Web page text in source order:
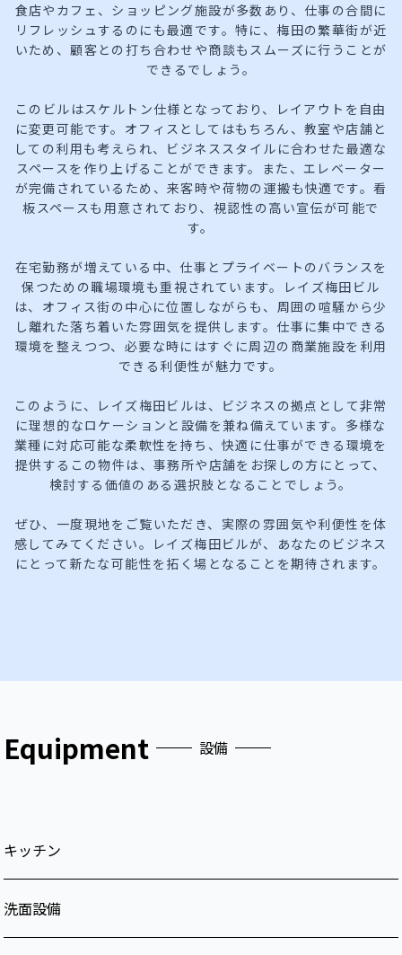
食店やカフェ、ショッピング施設が多数あり、仕事の合間に
リフレッシュするのにも最適です。特に、梅田の繁華街が近
いため、顧客との打ち合わせや商談もスムーズに行うことが
できるでしょう。
このビルはスケルトン仕様となっており、レイアウトを自由
に変更可能です。オフィスとしてはもちろん、教室や店舗と
しての利用も考えられ、ビジネススタイルに合わせた最適な
スペースを作り上げることができます。また、エレベーター
が完備されているため、来客時や荷物の運搬も快適です。看
板スペースも用意されており、視認性の高い宣伝が可能で
す。
在宅勤務が増えている中、仕事とプライベートのバランスを
保つための職場環境も重視されています。レイズ梅田ビル
は、オフィス街の中心に位置しながらも、周囲の喧騒から少
し離れた落ち着いた雰囲気を提供します。仕事に集中できる
環境を整えつつ、必要な時にはすぐに周辺の商業施設を利用
できる利便性が魅力です。
このように、レイズ梅田ビルは、ビジネスの拠点として非常
に理想的なロケーションと設備を兼ね備えています。多様な
業種に対応可能な柔軟性を持ち、快適に仕事ができる環境を
提供するこの物件は、事務所や店舗をお探しの方にとって、
検討する価値のある選択肢となることでしょう。
ぜひ、一度現地をご覧いただき、実際の雰囲気や利便性を体
感してみてください。レイズ梅田ビルが、あなたのビジネス
にとって新たな可能性を拓く場となることを期待されます。
Equipment 設備
キッチン
洗面設備